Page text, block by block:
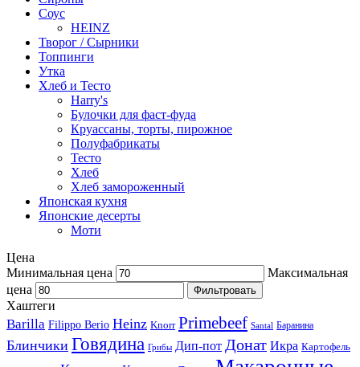
Соус
HEINZ
Творог / Сырники
Топпинги
Утка
Хлеб и Тесто
Harry's
Булочки для фаст-фуда
Круассаны, торты, пирожное
Полуфабрикаты
Тесто
Хлеб
Хлеб замороженный
Японская кухня
Японские десерты
Моти
Цена
Минимальная цена
Максимальная
цена
Фильтровать
Хаштеги
Barilla Filippo Berio Heinz Knorr Primebeef Santal Баранина
Блинчики Говядина Грибы Дип-пот Донат Икра Картофель